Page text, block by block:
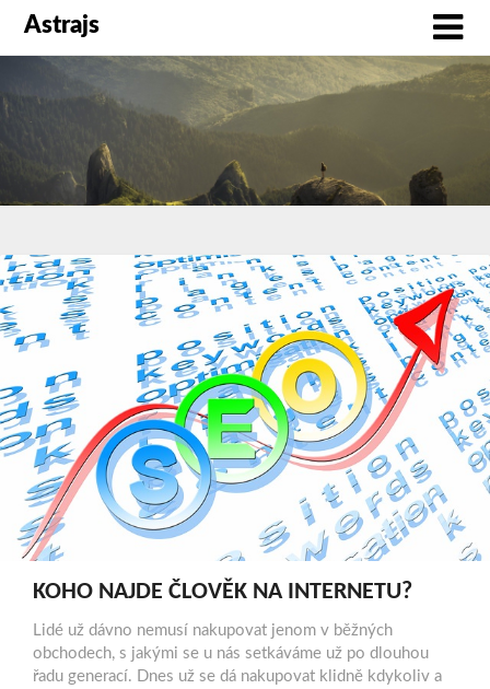
Astrajs
KOHO NAJDE ČLOVĚK NA INTERNETU?
Lidé už dávno nemusí nakupovat jenom v běžných
obchodech, s jakými se u nás setkáváme už po dlouhou
řadu generací. Dnes už se dá nakupovat klidně kdykoliv a